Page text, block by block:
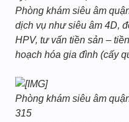
Phòng khám siêu âm
dịch vụ như siêu âm 4D,
HPV, tư vấn tiền sản –
hoạch hóa gia đình (cấy
Phòng khám siêu âm
315